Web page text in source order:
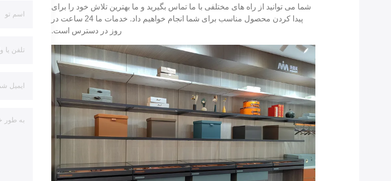
شما می توانید از راه های مختلفی با ما تماس بگیرید و ما بهترین تلاش خود را برای
پیدا کردن محصول مناسب برای شما انجام خواهیم داد. خدمات ما 24 ساعت در
روز در دسترس است.